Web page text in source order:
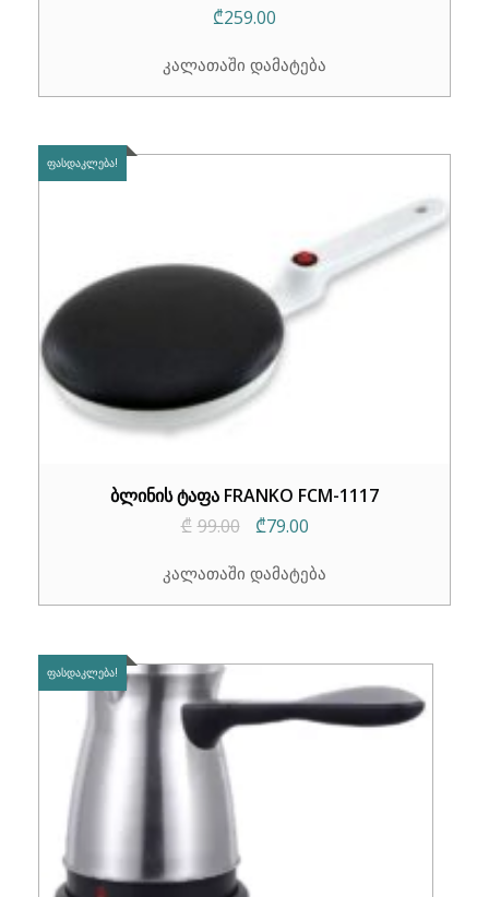
₾259.00
კალათაში დამატება
ᲤᲐᲡᲓᲐᲙᲚᲔᲑᲐ!
ბლინის ტაფა FRANKO FCM-1117
₾ 99.00
Original
was:
₾79.00Current
is:
კალათაში დამატება
ᲤᲐᲡᲓᲐᲙᲚᲔᲑᲐ!